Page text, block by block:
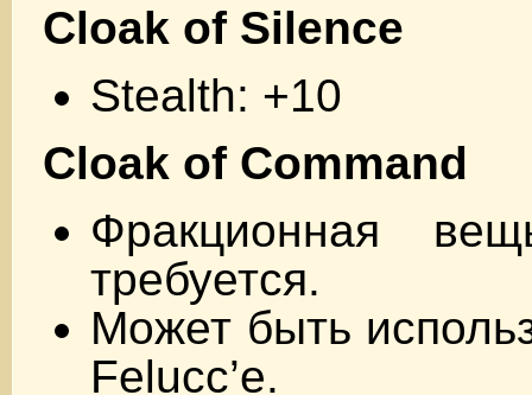
Cloak of Silence
Stealth: +10
Cloak of Command
Фракционная
требуется.
Может быть
Felucc’е.